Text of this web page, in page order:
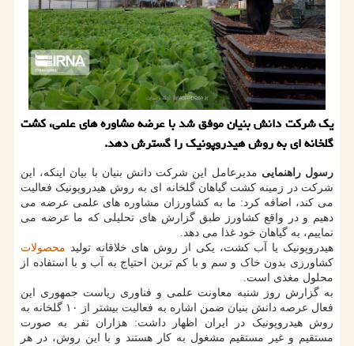
یک شرکت دانش بنیان موفق شد با عرضه مشاوره های علمی، کشت
گلخانه ای به روش هیدروپونیک را گسترش دهد.
رسول راهنمایی مدیرعامل این شرکت دانش بنیان با بیان اینکه، این
شرکت در زمینه کشت گیاهان گلخانه ای به روش هیدروپونیک فعالیت
می کند، اضافه کرد: ما به کشاورزان مشاوره های علمی عرضه می
دهیم و در واقع کشاورز طبق گزارش های تحلیلی که ما عرضه می
نماییم، به گیاهان خود غذا می دهد.
هیدروپونیک یا آب کشت، یکی از روش های خلاقانه تولید محصولات
کشاورزی بدون خاک و سم و با کم ترین احتیاج به آب و با استفاده از
محلول مغذی است.
به گزارش روز شنبه معاونت علمی و فناوری ریاست جمهوری این
فعال عرصه دانش بنیان ضمن اشاره به فعالیت بیشتر از ۱۰ گلخانه به
روش هیدروپونیک در ایران اظهار داشت: هزاران نفر به صورت
مستقیم و غیر مستقیم مشغول به کار هستند و با این روش، در هر